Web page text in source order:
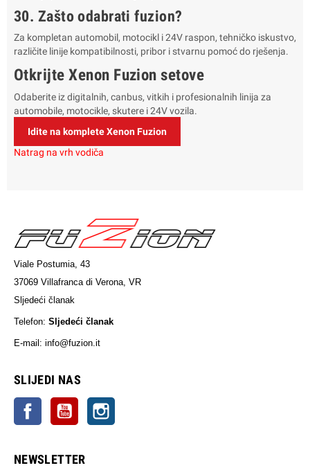
30. Zašto odabrati fuzion?
Za kompletan automobil, motocikl i 24V raspon, tehničko iskustvo,
različite linije kompatibilnosti, pribor i stvarnu pomoć do rješenja.
Otkrijte Xenon Fuzion setove
Odaberite iz digitalnih, canbus, vitkih i profesionalnih linija za
automobile, motocikle, skutere i 24V vozila.
Idite na komplete Xenon Fuzion
Natrag na vrh vodiča
Viale Postumia, 43
37069 Villafranca di Verona, VR
Sljedeći članak
Telefon: Sljedeći članak
E-mail: info@fuzion.it
SLIJEDI NAS
Facebook YouTube
NEWSLETTER